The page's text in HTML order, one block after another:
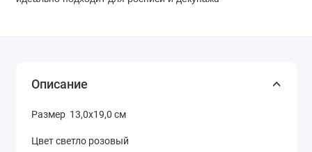
Описание
Размер 13,0х19,0 см
Цвет светло розовый